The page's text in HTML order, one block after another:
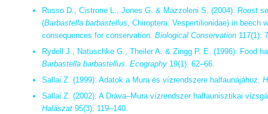
Russo D., Cistrone L., Jones G. & Mazzoleni S. (2004): Roost
(Barbastella barbastellus, Chiroptera: Vespertilionidae) in beech
consequences for conservation. Biological Conservation 117(1):
Rydell J., Natuschke G., Theiler A. & Zingg P. E. (1996): Food
Barbastella barbastellus. Ecography 19(1): 62–66.
Sallai Z. (1999): Adatok a Mura és vízrendszere halfaunájához.
Sallai Z. (2002): A Dráva–Mura vízrendszer halfaunisztikai
Halászat 95(3): 119–140.